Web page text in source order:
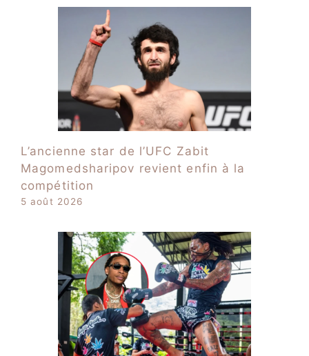
L’ancienne star de l’UFC Zabit
Magomedsharipov revient enfin à la
compétition
5 août 2026